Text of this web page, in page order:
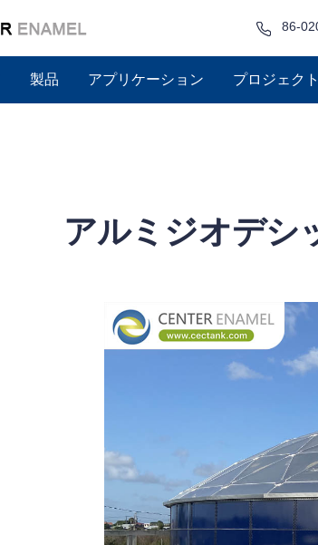
86-
製品 アプリケーション プロジェク
アルミジオデシ